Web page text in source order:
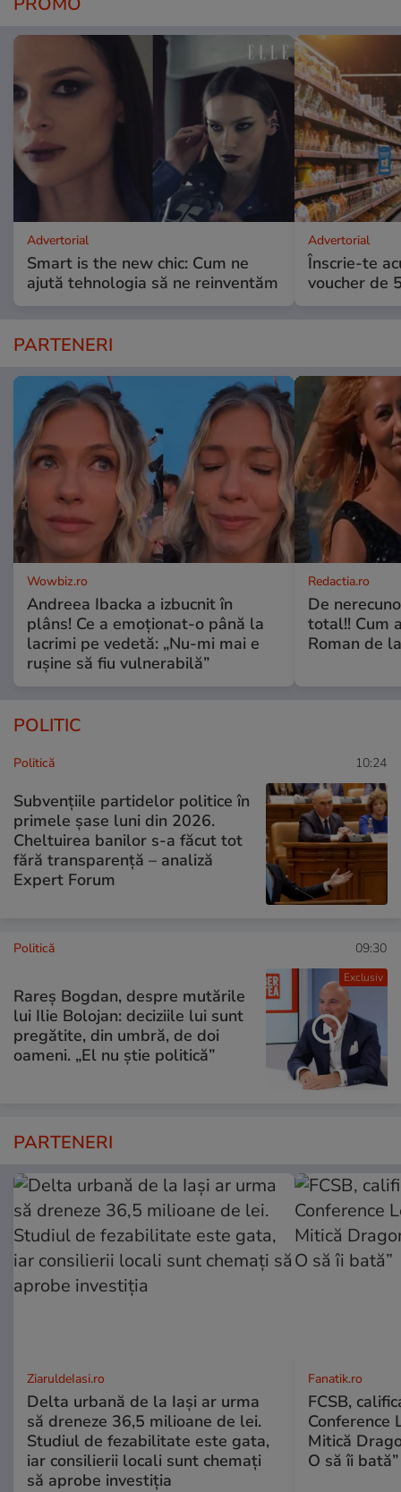
Advertorial
Smart is the new chic: Cum ne
ajută tehnologia să ne reinventăm
Advertorial
Înscrie-te
voucher de
PARTENERI
Wowbiz.ro
Andreea Ibacka a izbucnit în
plâns! Ce a emoționat-o până la
lacrimi pe vedetă: „Nu-mi mai e
rușine să fiu vulnerabilă”
Redactia.ro
De
total!! Cum
Roman de
POLITIC
Politică 10:24
Subvențiile partidelor politice în
primele șase luni din 2026.
Cheltuirea banilor s-a făcut tot
fără transparență – analiză
Expert Forum
Exclusiv
Politică 09:30
Rareș Bogdan, despre mutările
lui Ilie Bolojan: deciziile lui sunt
pregătite, din umbră, de doi
oameni. „El nu știe politică”
PARTENERI
ZiaruldeIasi.ro
Delta urbană de la Iași ar urma
să dreneze 36,5 milioane de lei.
Studiul de fezabilitate este gata,
iar consilierii locali sunt chemați
să aprobe investiția
Fanatik.ro
FCSB,
Conference
Mitică
O să îi bată”